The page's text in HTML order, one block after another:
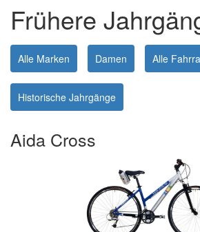
Frühere
Alle Marken Damen Alle
Historische Jahrgänge
Aida Cross